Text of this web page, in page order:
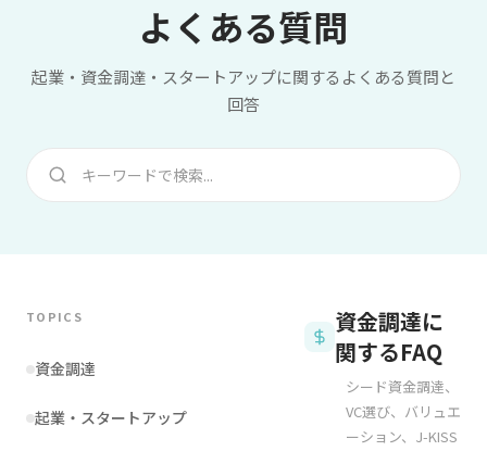
よくある質問
起業・資金調達・スタートアップに関するよくある質問と
回答
TOPICS
資金調達
起業・スタートアップ
資金調達に
関するFAQ
シード資金調達、
VC選び、バリュエ
ーション、J-KISS